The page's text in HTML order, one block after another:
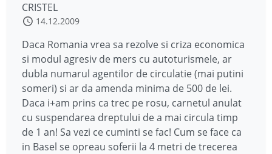
CRISTEL
14.12.2009
Daca Romania vrea sa rezolve si criza economica
si modul agresiv de mers cu autoturismele, ar
dubla numarul agentilor de circulatie (mai putini
someri) si ar da amenda minima de 500 de lei.
Daca i+am prins ca trec pe rosu, carnetul anulat
cu suspendarea dreptului de a mai circula timp
de 1 an! Sa vezi ce cuminti se fac! Cum se face ca
in Basel se opreau soferii la 4 metri de trecerea